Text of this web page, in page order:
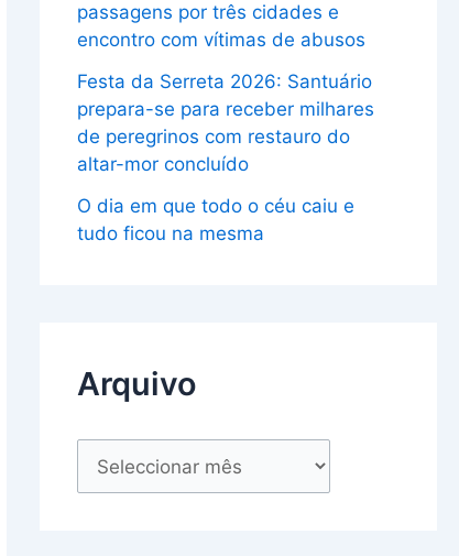
passagens por três cidades e
encontro com vítimas de abusos
Festa da Serreta 2026: Santuário
prepara-se para receber milhares
de peregrinos com restauro do
altar-mor concluído
O dia em que todo o céu caiu e
tudo ficou na mesma
Arquivo